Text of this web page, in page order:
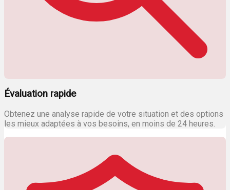
Évaluation rapide
Obtenez une analyse rapide de votre situation et des options
les mieux adaptées à vos besoins, en moins de 24 heures.